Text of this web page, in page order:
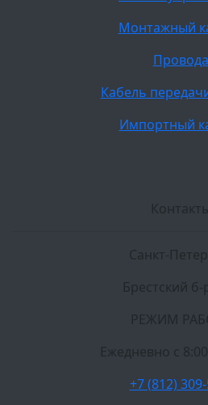
Монтажный
Провода
Кабель
Импортный
Контакты
Санкт-
Брестский б-
РЕЖИМ
Ежедневно c
+7 (812)